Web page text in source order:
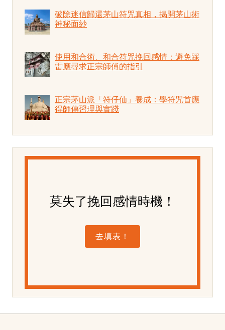
破除迷信歸還茅山符咒真相，揭開茅山術
神秘面紗
使用和合術、和合符咒挽回感情：避免踩
雷應尋求正宗師傅的指引
正宗茅山派「符仔仙」養成：學符咒首應
得師傳習理與實踐
莫失了挽回感情時機！
去填表！